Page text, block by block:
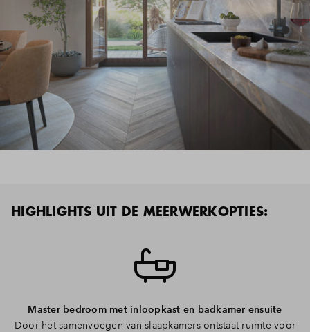
Inloggen
HIGHLIGHTS UIT DE MEERWERKOPTIES:
Master bedroom met inloopkast en badkamer ensuite
Door het samenvoegen van slaapkamers ontstaat ruimte voor